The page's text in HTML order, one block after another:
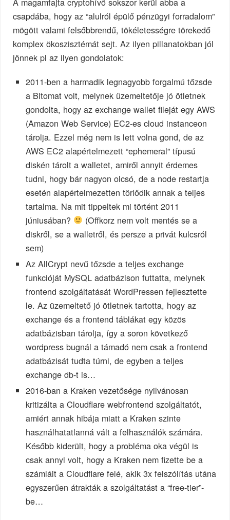
csapdába, hogy az “alulról épülő pénzügyi forradalom”
mögött valami felsőbbrendű, tökéletességre törekedő
komplex ökoszisztémát sejt. Az ilyen pillanatokban jól
jönnek pl az ilyen gondolatok:
2011-ben a harmadik legnagyobb forgalmú tőzsde
a Bitomat volt, melynek üzemeltetője jó ötletnek
gondolta, hogy az exchange wallet fileját egy AWS
(Amazon Web Service) EC2-es cloud instanceon
tárolja. Ezzel még nem is lett volna gond, de az
AWS EC2 alapértelmezett “ephemeral” típusú
diskén tárolt a walletet, amiről annyit érdemes
tudni, hogy bár nagyon olcsó, de a node restartja
esetén alapértelmezetten törlődik annak a teljes
tartalma. Na mit tippeltek mi történt 2011
júniusában?
(Offkorz nem volt mentés se a
diskről, se a walletről, és persze a privát kulcsról
sem)
Az AllCrypt nevű tőzsde a teljes exchange
funkcióját MySQL adatbázison futtatta, melynek
frontend szolgáltatását WordPressen fejlesztette
le. Az üzemeltető jó ötletnek tartotta, hogy az
exchange és a frontend táblákat egy közös
adatbázisban tárolja, így a soron következő
wordpress bugnál a támadó nem csak a frontend
adatbázisát tudta túrni, de egyben a teljes
exchange db-t is…
2016-ban a Kraken vezetősége nyilvánosan
kritizálta a Cloudflare webfrontend szolgáltatót,
amiért annak hibája miatt a Kraken szinte
használhatatlanná vált a felhasználók számára.
Később kiderült, hogy a probléma oka végül is
csak annyi volt, hogy a Kraken nem fizette be a
számláit a Cloudflare felé, akik 3x felszólítás utána
egyszerűen átrakták a szolgáltatást a “free-tier”-
be…